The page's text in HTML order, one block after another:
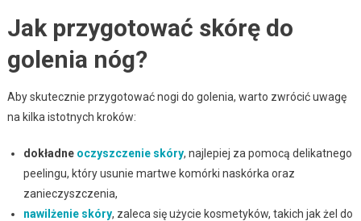
Jak przygotować skórę do
golenia nóg?
Aby skutecznie przygotować nogi do golenia, warto zwrócić uwagę
na kilka istotnych kroków:
dokładne oczyszczenie skóry, najlepiej za pomocą delikatnego
peelingu, który usunie martwe komórki naskórka oraz
zanieczyszczenia,
nawilżenie skóry, zaleca się użycie kosmetyków, takich jak żel do